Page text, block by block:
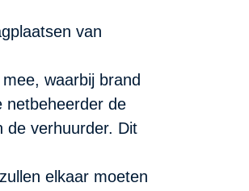
van
waarbij brand
netbeheerder de
de verhuurder. Dit
elkaar moeten